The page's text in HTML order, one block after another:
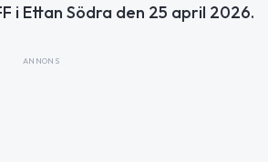
i Ettan Södra den 25 april 2026.
ANNONS